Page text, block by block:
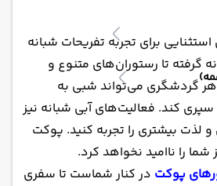
برای تجربه تفریحات شبانه
گرفته تا رستوران‌های متنوع و
گردشگری می‌تواند شبی به
سپری کند. فعالیت‌های آبی شبانه نیز
لذت بیشتری را تجربه کنید. پوکت
را ناامید نخواهد کرد.
پوکت در کنار شماست تا سفری